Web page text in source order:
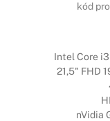
kód
Intel Core
21,5" FHD
nVidia